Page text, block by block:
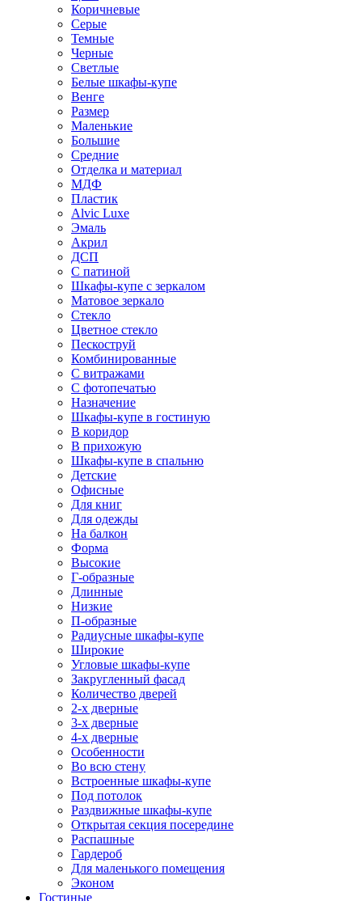
Коричневые
Серые
Темные
Черные
Светлые
Белые шкафы-купе
Венге
Размер
Маленькие
Большие
Средние
Отделка и материал
МДФ
Пластик
Alvic Luxe
Эмаль
Акрил
ДСП
С патиной
Шкафы-купе с зеркалом
Матовое зеркало
Стекло
Цветное стекло
Пескоструй
Комбинированные
С витражами
С фотопечатью
Назначение
Шкафы-купе в гостиную
В коридор
В прихожую
Шкафы-купе в спальню
Детские
Офисные
Для книг
Для одежды
На балкон
Форма
Высокие
Г-образные
Длинные
Низкие
П-образные
Радиусные шкафы-купе
Широкие
Угловые шкафы-купе
Закругленный фасад
Количество дверей
2-х дверные
3-х дверные
4-х дверные
Особенности
Во всю стену
Встроенные шкафы-купе
Под потолок
Раздвижные шкафы-купе
Открытая секция посередине
Распашные
Гардероб
Для маленького помещения
Эконом
Гостиные